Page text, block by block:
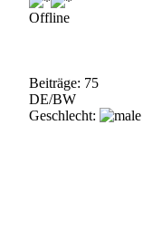
Offline
Beiträge: 75
DE/BW
Geschlecht: